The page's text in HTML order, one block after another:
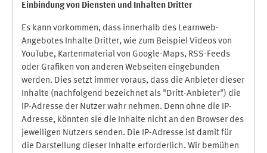
Einbindung von Diensten und Inhalten Dritter
Es kann vorkommen, dass innerhalb des Learnweb-
Angebotes Inhalte Dritter, wie zum Beispiel Videos von
YouTube, Kartenmaterial von Google-Maps, RSS-Feeds
oder Grafiken von anderen Webseiten eingebunden
werden. Dies setzt immer voraus, dass die Anbieter dieser
Inhalte (nachfolgend bezeichnet als "Dritt-Anbieter") die
IP-Adresse der Nutzer wahr nehmen. Denn ohne die IP-
Adresse, könnten sie die Inhalte nicht an den Browser des
jeweiligen Nutzers senden. Die IP-Adresse ist damit für
die Darstellung dieser Inhalte erforderlich. Wir bemühen